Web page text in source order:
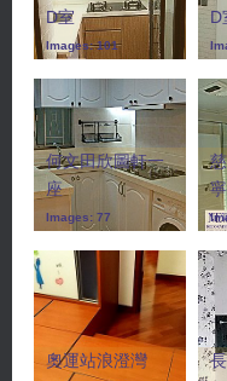
D室
Images: 101
D
何文田欣圖軒一
座
Images: 77
奧運站浪澄灣